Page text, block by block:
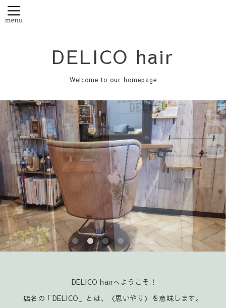
DELICO hair
Welcome to our homepage
DELICO hairへようこそ！
店名の「DELICO」とは、〈思いやり〉を意味します。